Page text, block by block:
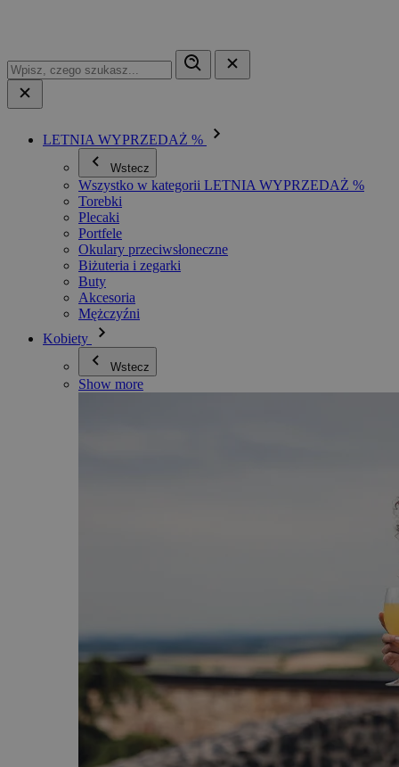
LETNIA WYPRZEDAŻ %
Wstecz
Wszystko w kategorii LETNIA WYPRZEDAŻ %
Torebki
Plecaki
Portfele
Okulary przeciwsłoneczne
Biżuteria i zegarki
Buty
Akcesoria
Mężczyźni
Kobiety
Wstecz
Show more